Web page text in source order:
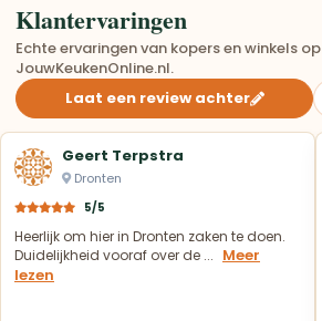
Klantervaringen
Echte ervaringen van kopers en winkels op
JouwKeukenOnline.nl.
Laat een review achter
Geert Terpstra
Dronten
5/5
Heerlijk om hier in Dronten zaken te doen.
Duidelijkheid vooraf over de ... Meer
lezen